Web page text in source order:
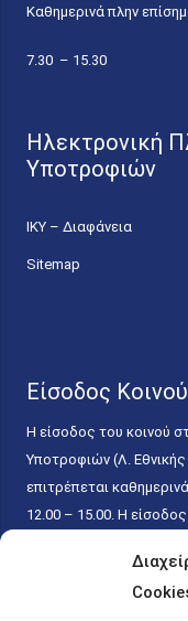
Καθημερινά πλην
7.30 – 15.30
Ηλεκτρονική
Υποτροφιών
ΙΚΥ – Διαφάνεια
Sitemap
Είσοδος Κοινού
Η είσοδος του κοινού
Υποτροφιών (Λ. Εθνικής
επιτρέπεται
12.00 – 15.00. Η
κάθε εργάσιμη ημέρα
περιορισμό. Η είσοδος